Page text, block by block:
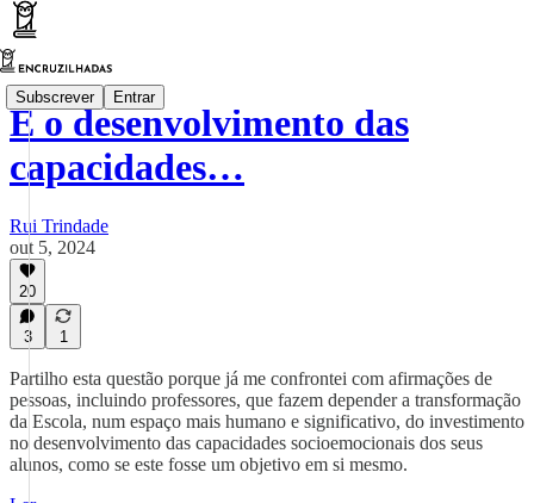
Subscrever Entrar
É o desenvolvimento das
capacidades…
Rui Trindade
out 5, 2024
20
3 1
Partilho esta questão porque já me confrontei com afirmações de
pessoas, incluindo professores, que fazem depender a transformação
da Escola, num espaço mais humano e significativo, do investimento
no desenvolvimento das capacidades socioemocionais dos seus
alunos, como se este fosse um objetivo em si mesmo.